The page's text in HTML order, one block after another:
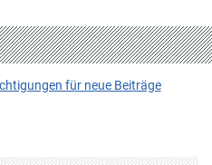
für neue Beiträge